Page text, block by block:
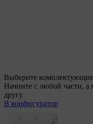
Выберите комплектующие
Начните с любой части, а
другу
В конфигуратор